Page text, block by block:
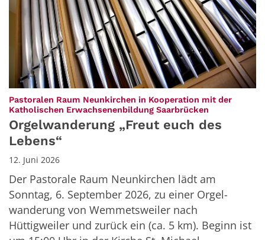
Pastoralen Raum Neunkirchen in Kooperation mit der
Katholischen Erwachsenenbildung Saarbrücken
Orgelwanderung „Freut euch des
Lebens“
12. Juni 2026
Der Pastorale Raum Neunkirchen lädt am
Sonntag, 6. September 2026, zu einer Orgel-
wanderung von Wemmetsweiler nach
Hüttigweiler und zurück ein (ca. 5 km). Beginn ist